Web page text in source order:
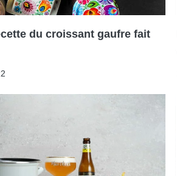
du croissant gaufre fait